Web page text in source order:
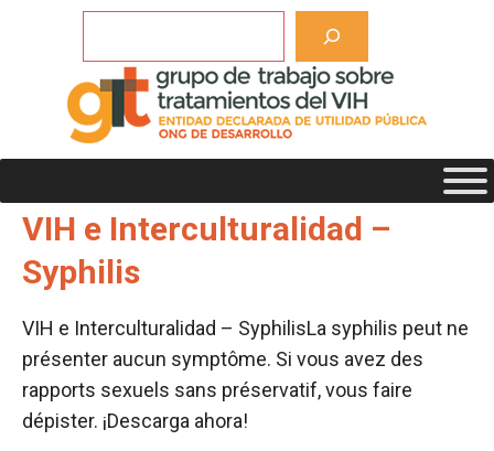
Etiqueta de descargas:
Syphilis
VIH e Interculturalidad –
Syphilis
VIH e Interculturalidad – SyphilisLa syphilis peut ne
présenter aucun symptôme. Si vous avez des
rapports sexuels sans préservatif, vous faire
dépister. ¡Descarga ahora!